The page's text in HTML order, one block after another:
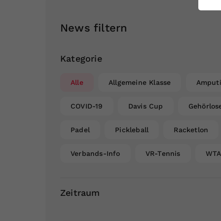
News filtern
Kategorie
Alle Allgemeine Klasse
COVID-19 Davis Cup
Padel Pickleball Racketlon
Verbands-Info VR-Tennis WTA
Zeitraum